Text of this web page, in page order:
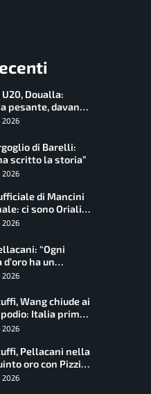
Doualla:
pesante, davano
Finale? Non
2026
di Barelli:
scritto la storia”
2026
di Mancini
ci sono Oriali e
un
2026
“Ogni
ha un
diverso. Ho fatto
2026
Wang chiude ai
Italia prima
2026
Pellacani nella
oro con Pizzini
da 3 metri
2026